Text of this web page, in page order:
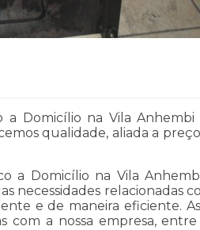
a Domicílio na Vila
qualidade, aliada a
a Domicílio na Vila
necessidades relacionadas
e de maneira eficiente.
com a nossa empresa,